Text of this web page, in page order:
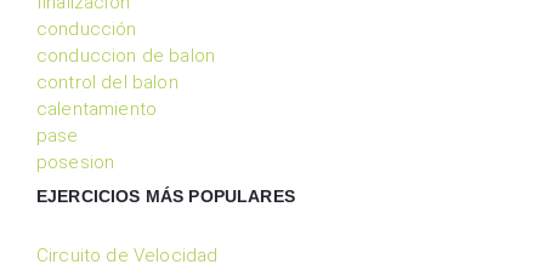
conducción
conduccion de balon
control del balon
calentamiento
pase
posesion
EJERCICIOS MÁS POPULARES
Circuito de Velocidad